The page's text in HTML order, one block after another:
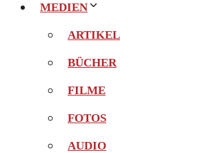
MEDIEN
ARTIKEL
BÜCHER
FILME
FOTOS
AUDIO